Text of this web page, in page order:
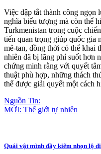
Việc dập tắt thành công
nghĩa biểu tượng mà còn thể
Turkmenistan trong cuộc
tiến quan trọng giúp quốc gia
mê-tan, đồng thời có thể khai
nhiên đã bị lãng phí suốt hơn
chứng minh rằng với quyết
thuật phù hợp, những thách
thể được giải quyết một cách
Nguồn Tin:
MỚI: Thế giới tự nhiên
Quái vật mình đầy kiếm nhọn lộ